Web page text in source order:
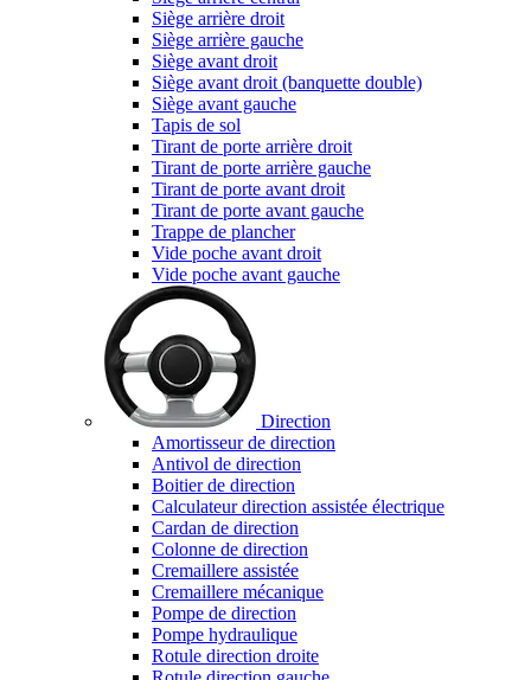
Siège arrière droit
Siège arrière gauche
Siège avant droit
Siège avant droit (banquette double)
Siège avant gauche
Tapis de sol
Tirant de porte arrière droit
Tirant de porte arrière gauche
Tirant de porte avant droit
Tirant de porte avant gauche
Trappe de plancher
Vide poche avant droit
Vide poche avant gauche
Direction
Amortisseur de direction
Antivol de direction
Boitier de direction
Calculateur direction assistée électrique
Cardan de direction
Colonne de direction
Cremaillere assistée
Cremaillere mécanique
Pompe de direction
Pompe hydraulique
Rotule direction droite